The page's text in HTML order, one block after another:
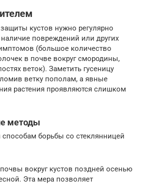
кустов нужно регулярно
повреждений или других
(большое количество
в почве вокруг смородины,
веток). Заметить гусеницу
ветку пополам, а явные
растения проявляются слишком
методы
способам борьбы со стеклянницей
вокруг кустов поздней осенью
Эта мера позволяет